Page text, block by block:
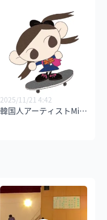
2025/11/21 4:42
韓国人アーティストMiriさん